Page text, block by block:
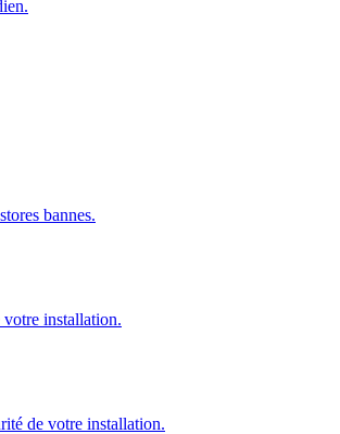
bannes.
votre installation.
de votre installation.